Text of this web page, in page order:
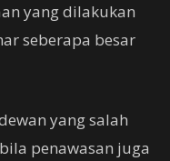
yang dilakukan
seberapa besar
yang salah
penawasan juga